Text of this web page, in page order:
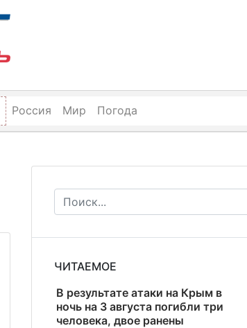
Россия Мир Погода
ЧИТАЕМОЕ
В результате атаки на Крым в
ночь на 3 августа погибли три
человека, двое ранены